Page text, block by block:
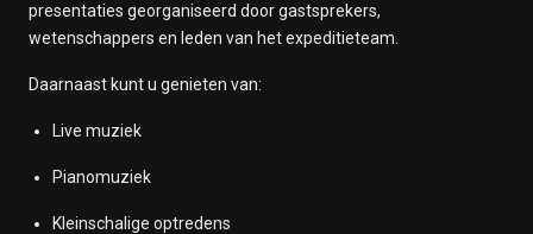
presentaties georganiseerd door gastsprekers,
wetenschappers en leden van het expeditieteam.
Daarnaast kunt u genieten van:
Live muziek
Pianomuziek
Kleinschalige optredens